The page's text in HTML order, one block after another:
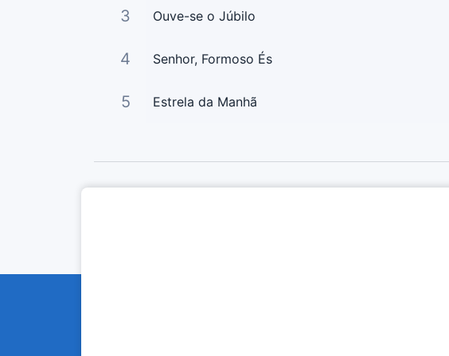
3 Ouve-se o Júbilo
4 Senhor, Formoso És
5 Estrela da Manhã